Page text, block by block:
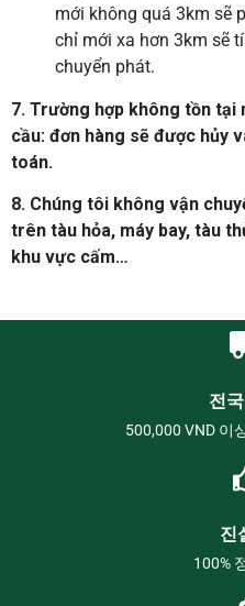
mới không quá 3km sẽ
chỉ mới xa hơn 3km sẽ
chuyển phát.
7. Trường hợp không tồn tại
cầu: đơn hàng sẽ được hủy
toán.
8. Chúng tôi không vận
trên tàu hỏa, máy bay, tàu
khu vực cấm…
전
500,000 VND 이
진
100%